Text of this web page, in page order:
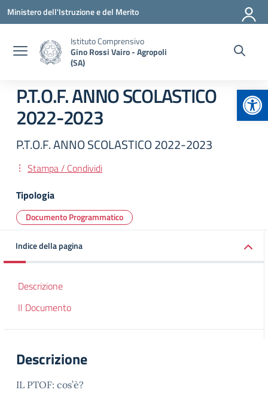
Vai ai contenuti
Vai al menu di navigazione
Vai al footer
Ministero dell'Istruzione e del Merito
Istituto Comprensivo
Gino Rossi Vairo - Agropoli
(SA)
P.T.O.F. ANNO SCOLASTICO
2022-2023
P.T.O.F. ANNO SCOLASTICO 2022-2023
Stampa / Condividi
Tipologia
Documento Programmatico
Indice della pagina
Descrizione
Il Documento
Descrizione
IL PTOF: cos’è?